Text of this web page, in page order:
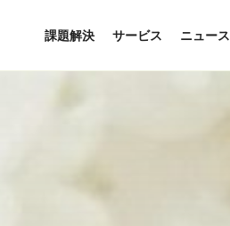
課題解決 サービス ニュース